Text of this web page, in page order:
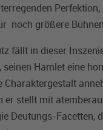
noch größere
fällt in dieser
seinen Hamlet eine
Charaktergestalt
er stellt mit
Deutungs-Facetten,